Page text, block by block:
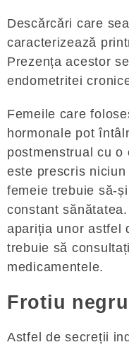
Descărcări care
caracterizează
Prezența acestor
endometritei
Femeile care
hormonale pot
postmenstrual cu o
este prescris
femeie trebuie să-
constant
apariția unor astfel
trebuie să
medicamentele.
Frotiu negru
Astfel de secreții